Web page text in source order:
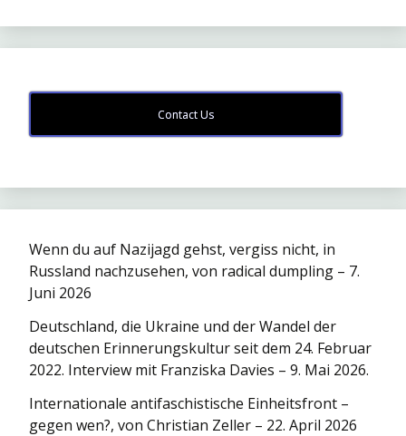
Contact Us
Wenn du auf Nazijagd gehst, vergiss nicht, in
Russland nachzusehen, von radical dumpling – 7.
Juni 2026
Deutschland, die Ukraine und der Wandel der
deutschen Erinnerungskultur seit dem 24. Februar
2022. Interview mit Franziska Davies – 9. Mai 2026.
Internationale antifaschistische Einheitsfront –
gegen wen?, von Christian Zeller – 22. April 2026